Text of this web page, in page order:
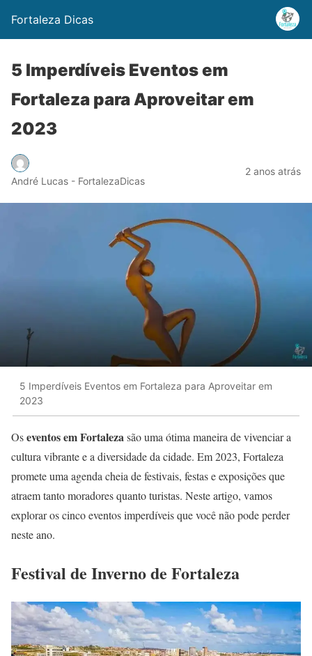
Fortaleza Dicas
5 Imperdíveis Eventos em
Fortaleza para Aproveitar em
2023
André Lucas - FortalezaDicas
2 anos atrás
5 Imperdíveis Eventos em Fortaleza para Aproveitar em
2023
Oseventos em Fortalezasão uma ótima maneira de vivenciar a
cultura vibrante e a diversidade da cidade. Em 2023, Fortaleza
promete uma agenda cheia de festivais, festas e exposições que
atraem tanto moradores quanto turistas. Neste artigo, vamos
explorar os cinco eventos imperdíveis que você não pode perder
neste ano.
Festival de Inverno de Fortaleza